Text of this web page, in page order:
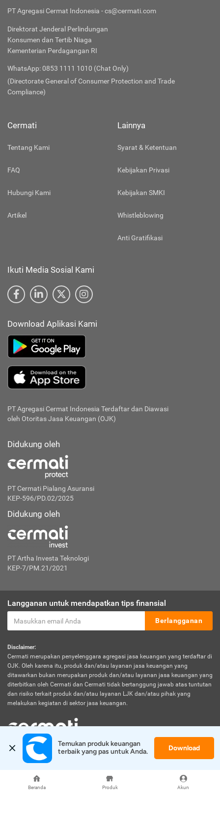
Beranda Produk Akun
PT Agregasi Cermat Indonesia - cs@cermati.com
Direktorat Jenderal Perlindungan
Konsumen dan Tertib Niaga
Kementerian Perdagangan RI
WhatsApp: 0853 1111 1010 (Chat Only)
(Directorate General of Consumer Protection and Trade
Compliance)
Cermati
Tentang Kami
FAQ
Hubungi Kami
Artikel
Lainnya
Syarat & Ketentuan
Kebijakan Privasi
Kebijakan SMKI
Whistleblowing
Anti Gratifikasi
Ikuti Media Sosial Kami
Download Aplikasi Kami
PT Agregasi Cermat Indonesia Terdaftar dan Diawasi
oleh Otoritas Jasa Keuangan (OJK)
Didukung oleh
PT Cermati Pialang Asuransi
KEP-596/PD.02/2025
Didukung oleh
PT Artha Investa Teknologi
KEP-7/PM.21/2021
Langganan untuk mendapatkan tips finansial
Berlangganan
Disclaimer:
Cermati merupakan penyelenggara agregasi jasa keuangan yang terdaftar di
OJK. Oleh karena itu, produk dan/atau layanan jasa keuangan yang
ditawarkan bukan merupakan produk dan/atau layanan jasa keuangan yang
diterbitkan oleh Cermati dan Cermati tidak bertanggung jawab atas tuntutan
dan risiko terkait produk dan/atau layanan LJK dan/atau pihak yang
melakukan kegiatan di sektor jasa keuangan.
© 2026 Cermati. All Rights Reserved.
Temukan produk keuangan
terbaik yang pas untuk Anda.
Download